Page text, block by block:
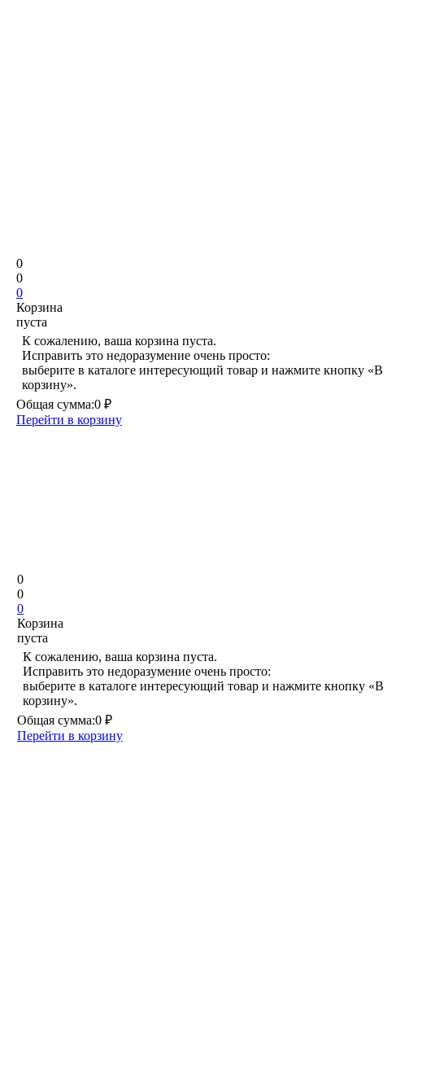
0
0
0
Корзина
пуста
К сожалению, ваша корзина пуста.
Исправить это недоразумение очень просто:
выберите в каталоге интересующий товар и нажмите кнопку «В
корзину».
Общая сумма:0 ₽
Перейти в корзину
0
0
0
Корзина
пуста
К сожалению, ваша корзина пуста.
Исправить это недоразумение очень просто:
выберите в каталоге интересующий товар и нажмите кнопку «В
корзину».
Общая сумма:0 ₽
Перейти в корзину